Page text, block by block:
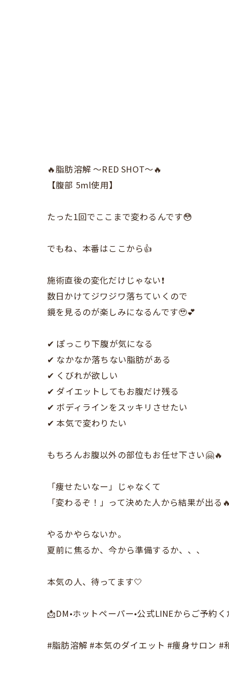
🔥脂肪溶解 〜RED SHOT〜🔥
【腹部 5ml使用】
たった1回でここまで変わるんです😳
でもね、本番はここから👍
施術直後の変化だけじゃない❗️
数日かけてジワジワ落ちていくので
鏡を見るのが楽しみになるんです🥹💕
✔︎ ぽっこり下腹が気になる
✔︎ なかなか落ちない脂肪がある
✔︎ くびれが欲しい
✔︎ ダイエットしてもお腹だけ残る
✔︎ ボディラインをスッキリさせたい
✔︎ 本気で変わりたい
もちろんお腹以外の部位もお任せ下さい🤗🔥
「痩せたいなー」じゃなくて
「変わるぞ！」って決めた人から結果が出る🔥
やるかやらないか。
夏前に焦るか、今から準備するか、、、
本気の人、待ってます🤍
📩DM•ホットペーパー•公式LINEからご予約く
#脂肪溶解 #本気のダイエット #痩身サロン #